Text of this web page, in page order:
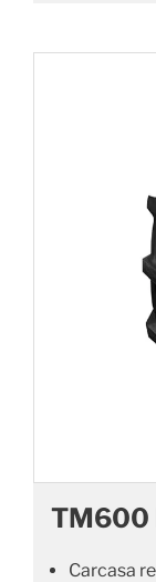
TM600
Carcasa